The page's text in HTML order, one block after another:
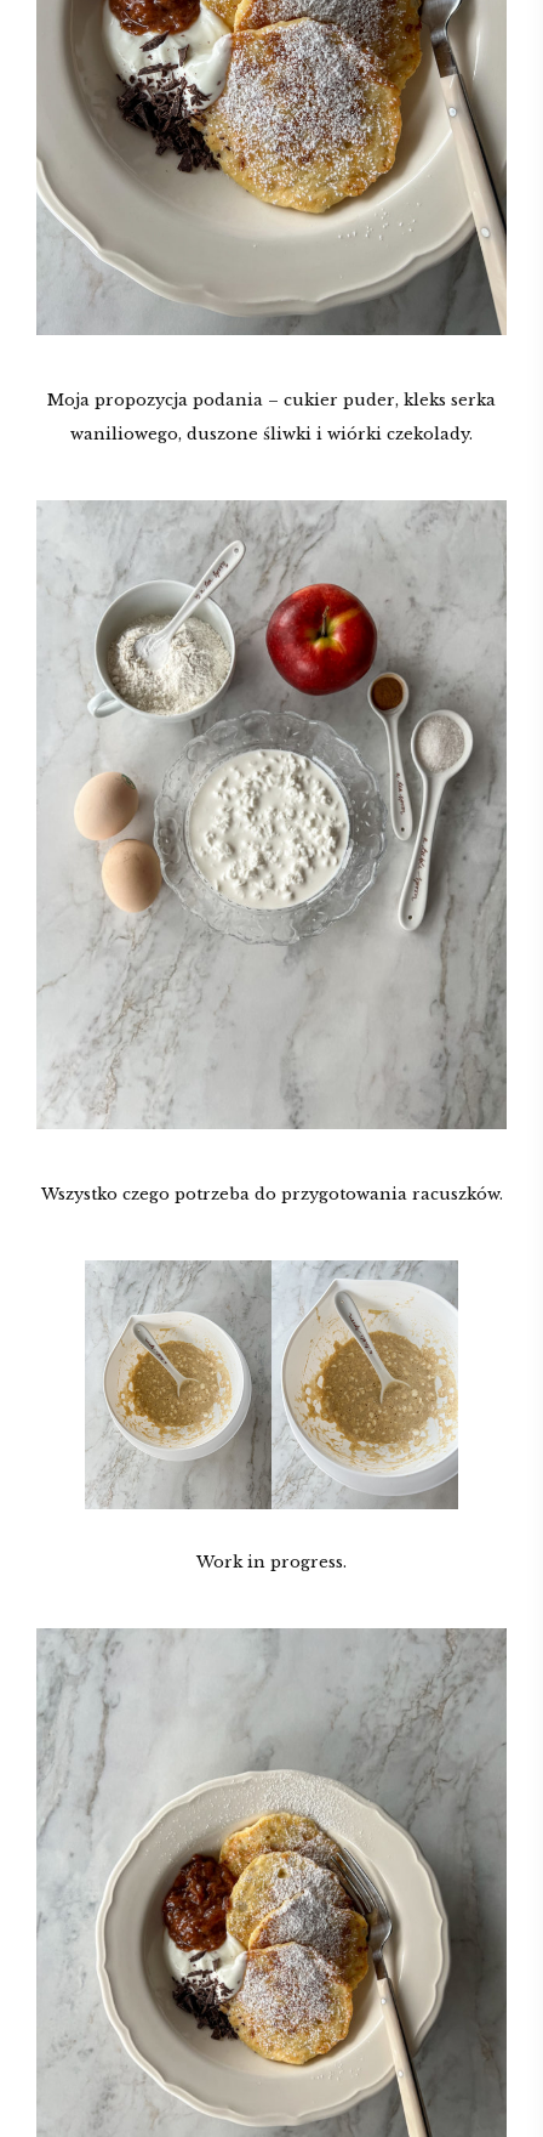
Moja propozycja podania – cukier puder, kleks serka
waniliowego, duszone śliwki i wiórki czekolady.
Wszystko czego potrzeba do przygotowania racuszków.
Work in progress.